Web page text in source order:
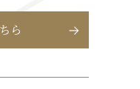
ら